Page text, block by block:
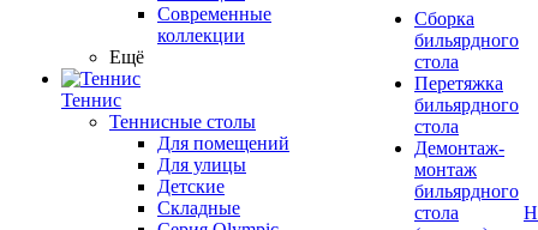
Современные
коллекции
Ещё
Теннис
Теннисные столы
Для помещений
Для улицы
Детские
Складные
Сборка
бильярдного
стола
Перетяжка
бильярдного
стола
Демонтаж-
монтаж
бильярдного
стола